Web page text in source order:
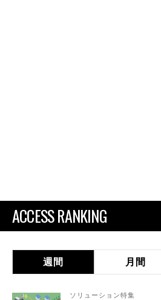
ACCESS RANKING
週間 月間
ソリューション特集